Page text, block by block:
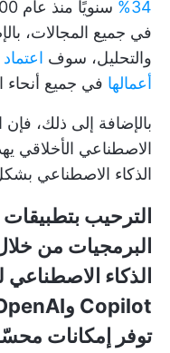
34%
في جميع المجالات،
والتحليل، سوف
أعمالها في جميع أنحاء
بالإضافة إلى ذلك، فإن
الاصطناعي
الذكاء الاصطناعي
الترحيب
البرمجيات من
الذكاء
توفر إمكانات